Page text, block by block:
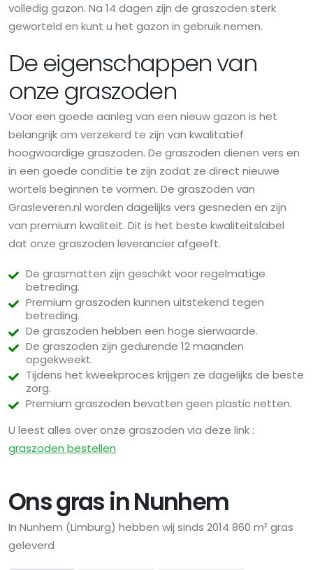
volledig gazon. Na 14 dagen zijn de graszoden sterk
geworteld en kunt u het gazon in gebruik nemen.
De eigenschappen van
onze graszoden
Voor een goede aanleg van een nieuw gazon is het
belangrijk om verzekerd te zijn van kwalitatief
hoogwaardige graszoden. De graszoden dienen vers en
in een goede conditie te zijn zodat ze direct nieuwe
wortels beginnen te vormen. De graszoden van
Grasleveren.nl worden dagelijks vers gesneden en zijn
van premium kwaliteit. Dit is het beste kwaliteitslabel
dat onze graszoden leverancier afgeeft.
De grasmatten zijn geschikt voor regelmatige
betreding.
Premium graszoden kunnen uitstekend tegen
betreding.
De graszoden hebben een hoge sierwaarde.
De graszoden zijn gedurende 12 maanden
opgekweekt.
Tijdens het kweekproces krijgen ze dagelijks de beste
zorg.
Premium graszoden bevatten geen plastic netten.
U leest alles over onze graszoden via deze link :
graszoden bestellen
Ons gras in Nunhem
In Nunhem (Limburg) hebben wij sinds 2014 860 m² gras
geleverd